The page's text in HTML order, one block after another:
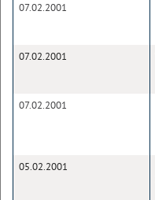
07.02.2001
07.02.2001
07.02.2001
05.02.2001